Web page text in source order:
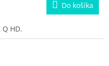
Do košíka
HD.